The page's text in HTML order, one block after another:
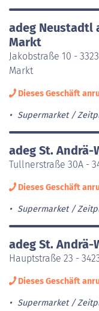
adeg Neustadtl
Markt
Jakobstraße 10 -
Markt
Dieses Geschäft
Supermarket
adeg St.
Tullnerstraße 30A -
Dieses Geschäft
Supermarket
adeg St.
Hauptstraße 23 -
Dieses Geschäft
Supermarket